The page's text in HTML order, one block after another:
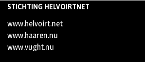
STICHTING HELVOIRTNET
www.helvoirt.net
www.haaren.nu
www.vught.nu